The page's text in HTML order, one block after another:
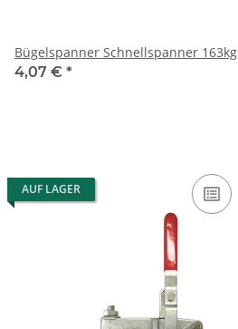
Bügelspanner Schnellspanner 163kg
4,07 € *
AUF LAGER